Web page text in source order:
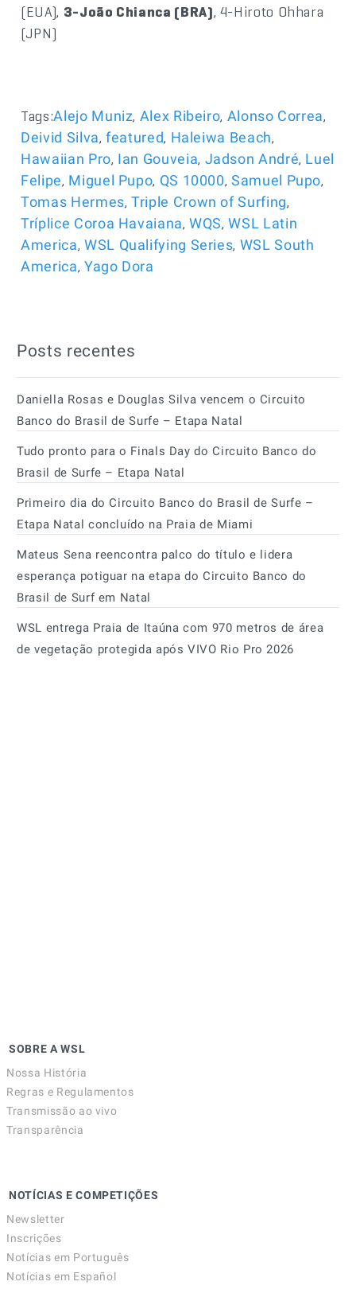
(EUA), 3-João Chianca (BRA), 4-Hiroto Ohhara
(JPN)
Tags:Alejo Muniz, Alex Ribeiro, Alonso Correa,
Deivid Silva,featured, Haleiwa Beach,
Hawaiian Pro, Ian Gouveia, Jadson André, Luel
Felipe, Miguel Pupo, QS 10000,Samuel Pupo,
Tomas Hermes,Triple Crown of Surfing,
Tríplice Coroa Havaiana,WQS,WSL Latin
America, WSL Qualifying Series, WSL South
America, Yago Dora
Posts recentes
Daniella Rosas e Douglas Silva vencem o Circuito
Banco do Brasil de Surfe – Etapa Natal
Tudo pronto para o Finals Day do Circuito Banco do
Brasil de Surfe – Etapa Natal
Primeiro dia do Circuito Banco do Brasil de Surfe –
Etapa Natal concluído na Praia de Miami
Mateus Sena reencontra palco do título e lidera
esperança potiguar na etapa do Circuito Banco do
Brasil de Surf em Natal
WSL entrega Praia de Itaúna com 970 metros de área
de vegetação protegida após VIVO Rio Pro 2026
SOBRE A WSL
Nossa História
Regras e Regulamentos
Transmissão ao vivo
Transparência
NOTÍCIAS E COMPETIÇÕES
Newsletter
Inscrições
Notícias em Português
Notícias em Español